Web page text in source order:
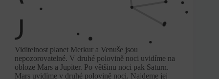
Viditelnost planet Merkur a Venuše jsou
nepozorovatelné. V druhé polovině noci uvidíme na
obloze Mars a Jupiter. Po většinu noci pak Saturn.
Mars uvidíme v druhé polovině noci. Najdeme jej